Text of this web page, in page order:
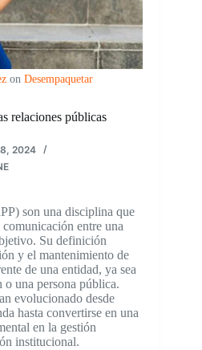
on Desempaquetar
relaciones públicas
2024
son una disciplina que
entre una
Su definición
y el mantenimiento de
de una entidad, ya sea
o una persona pública.
evolucionado desde
hasta convertirse en una
en la gestión
institucional.